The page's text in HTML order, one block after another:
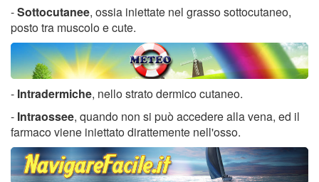
-Sottocutanee, ossia iniettate nel grasso sottocutaneo,
posto tra muscolo e cute.
- Intradermiche, nello strato dermico cutaneo.
- Intraossee, quando non si può accedere alla vena, ed il
farmaco viene iniettato dirattemente nell'osso.